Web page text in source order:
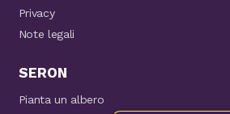
Privacy
Note legali
SERON
Pianta un albero